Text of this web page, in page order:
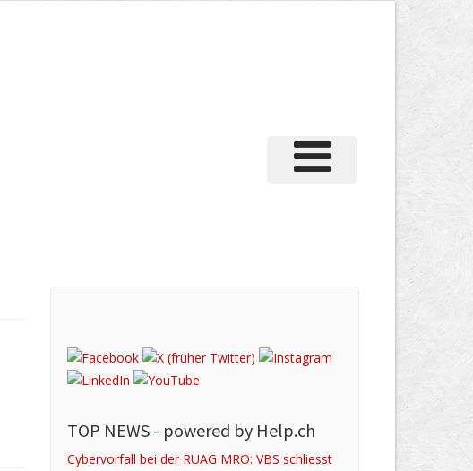
TOP NEWS - powered by Help.ch
Cybervorfall bei der RUAG MRO: VBS schliesst